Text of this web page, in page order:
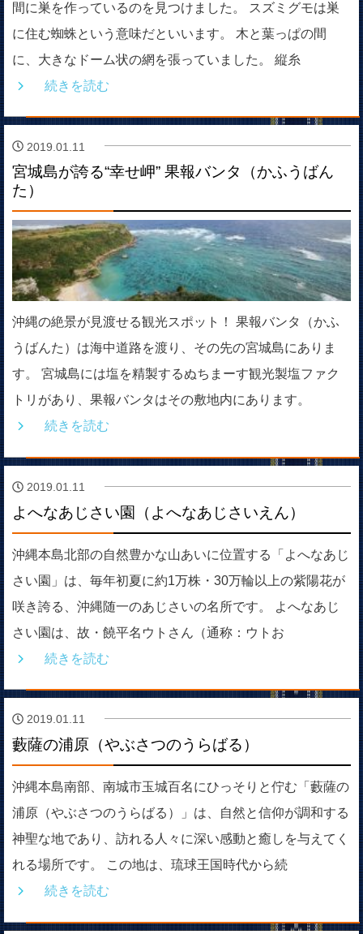
間に巣を作っているのを見つけました。 スズミグモは巣
に住む蜘蛛という意味だといいます。 木と葉っぱの間
に、大きなドーム状の網を張っていました。 縦糸
続きを読む
2019.01.11
宮城島が誇る“幸せ岬” 果報バンタ（かふうばん
た）
沖縄の絶景が見渡せる観光スポット！ 果報バンタ（かふ
うばんた）は海中道路を渡り、その先の宮城島にありま
す。 宮城島には塩を精製するぬちまーす観光製塩ファク
トリがあり、果報バンタはその敷地内にあります。
続きを読む
2019.01.11
よへなあじさい園（よへなあじさいえん）
沖縄本島北部の自然豊かな山あいに位置する「よへなあじ
さい園」は、毎年初夏に約1万株・30万輪以上の紫陽花が
咲き誇る、沖縄随一のあじさいの名所です。 よへなあじ
さい園は、故・饒平名ウトさん（通称：ウトお
続きを読む
2019.01.11
藪薩の浦原（やぶさつのうらばる）
沖縄本島南部、南城市玉城百名にひっそりと佇む「藪薩の
浦原（やぶさつのうらばる）」は、自然と信仰が調和する
神聖な地であり、訪れる人々に深い感動と癒しを与えてく
れる場所です。 この地は、琉球王国時代から続
続きを読む